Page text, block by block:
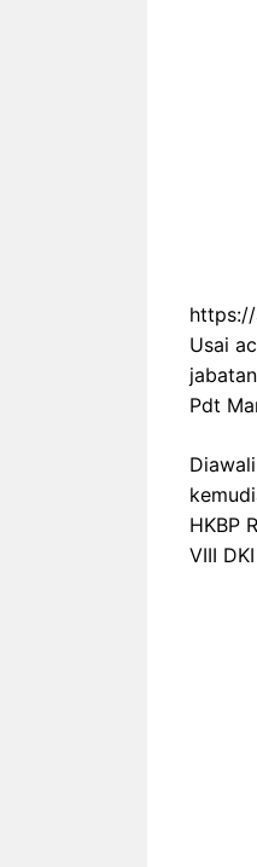
https://
Usai
Pdt
HKBP
VIII